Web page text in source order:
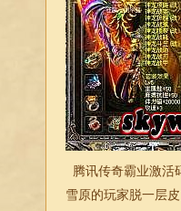
腾讯传奇霸业激活
雪原的玩家脱一层